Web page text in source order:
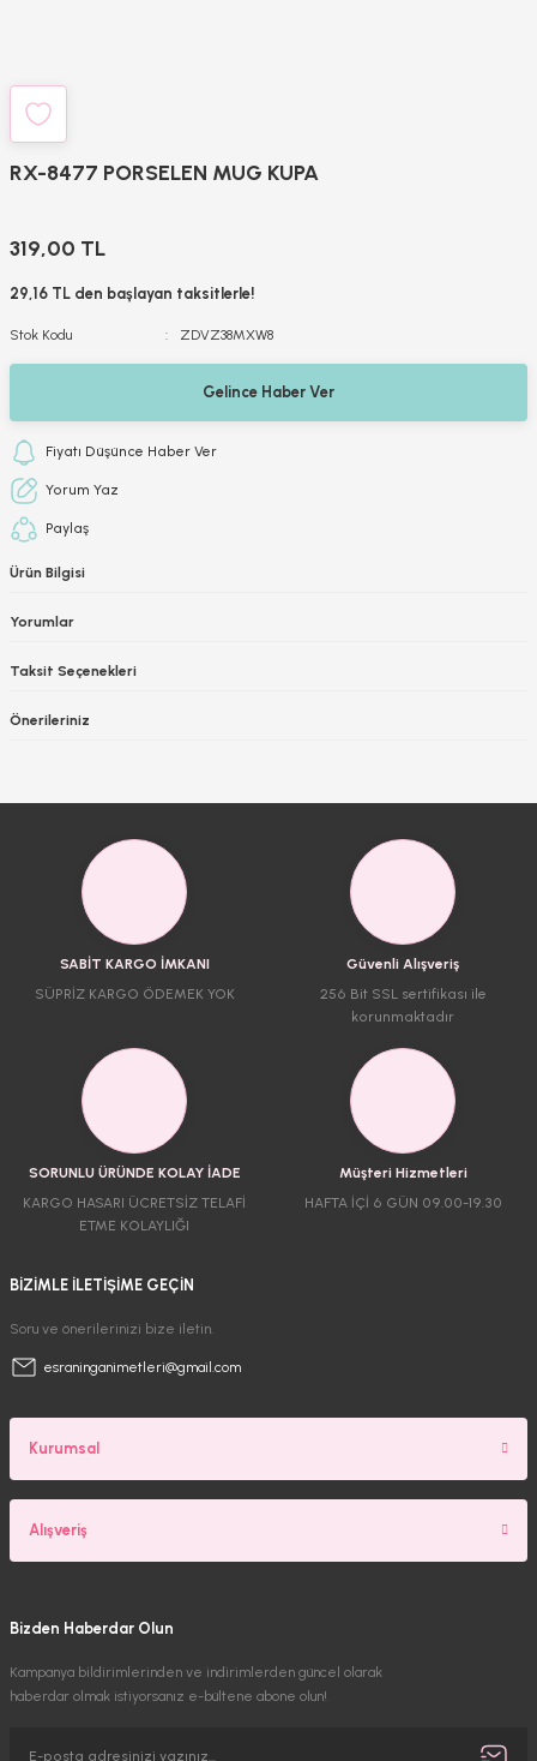
RX-8477 PORSELEN MUG KUPA
319,00 TL
29,16 TL den başlayan taksitlerle!
Stok Kodu ZDVZ38MXW8
Gelince Haber Ver
Fiyatı Düşünce Haber Ver
Yorum Yaz
Paylaş
Ürün Bilgisi
Yorumlar
Taksit Seçenekleri
Önerileriniz
SABİT KARGO İMKANI
SÜPRİZ KARGO ÖDEMEK YOK
Güvenli Alışveriş
256 Bit SSL sertifikası ile
korunmaktadır
SORUNLU ÜRÜNDE KOLAY İADE
KARGO HASARI ÜCRETSİZ TELAFİ
ETME KOLAYLIĞI
Müşteri Hizmetleri
HAFTA İÇİ 6 GÜN 09.00-19.30
BİZİMLE İLETİŞİME GEÇİN
Soru ve önerilerinizi bize iletin.
esraninganimetleri@gmail.com
Kurumsal
Alışveriş
Bizden Haberdar Olun
Kampanya bildirimlerinden ve indirimlerden güncel olarak
haberdar olmak istiyorsanız e-bültene abone olun!